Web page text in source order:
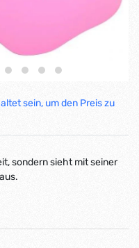
sein, um den Preis zu
sondern sieht mit seiner